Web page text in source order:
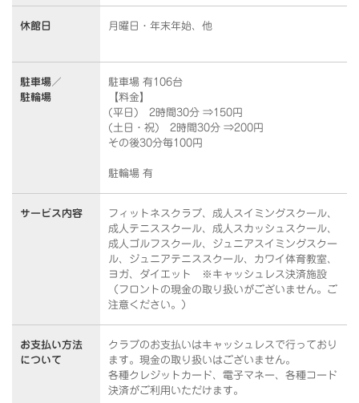
休館日 月曜日・年末年始、他
駐車場／
駐輪場
駐車場 有106台
【料金】
(平日) 2時間30分 ⇒150円
(土日・祝) 2時間30分 ⇒200円
その後30分毎100円
駐輪場 有
サービス内容
フィットネスクラブ、成人スイミングスクール、
成人テニススクール、成人スカッシュスクール、
成人ゴルフスクール、ジュニアスイミングスクー
ル、ジュニアテニススクール、カワイ体育教室、
ヨガ、ダイエット ※キャッシュレス決済施設
（フロントの現金の取り扱いがございません。ご
注意ください。）
お支払い方法
について
クラブのお支払いはキャッシュレスで行っており
ます。 現金の取り扱いはございません。
各種クレジットカード、電子マネー、各種コード
決済がご利用いただけます。